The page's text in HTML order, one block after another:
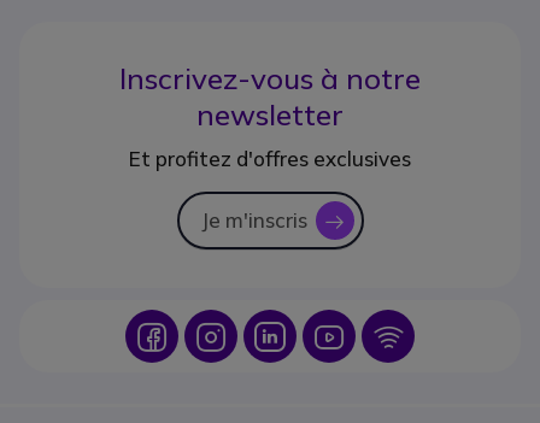
Inscrivez-vous à notre
newsletter
Et profitez d'offres exclusives
Je m'inscris icon
Icon IconIcon Icon Icon